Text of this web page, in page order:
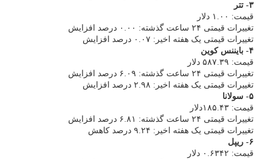
۳- تتر
قیمت: ۱.۰۰ دلار
تغییرات قیمتی ۲۴ ساعت گذشته: ۰.۰۰ درصد افزایش
تغییرات قیمتی یک هفته اخیر: ۰.۰۷ درصد افزایش
۴- بایننس کوین
قیمت: ۵۸۷.۳۹ دلار
تغییرات قیمتی ۲۴ ساعت گذشته: ۶.۰۹ درصد افزایش
تغییرات قیمتی یک هفته اخیر: ۲.۹۸ درصد افزایش
۵- سولانا
قیمت: ۱۸۵.۴۳دلار
تغییرات قیمتی ۲۴ ساعت گذشته: ۶.۸۱ درصد افزایش
تغییرات قیمتی یک هفته اخیر: ۹.۲۴ درصد کاهش
۶- ریپل
قیمت: ۰.۶۳۴۲ دلار